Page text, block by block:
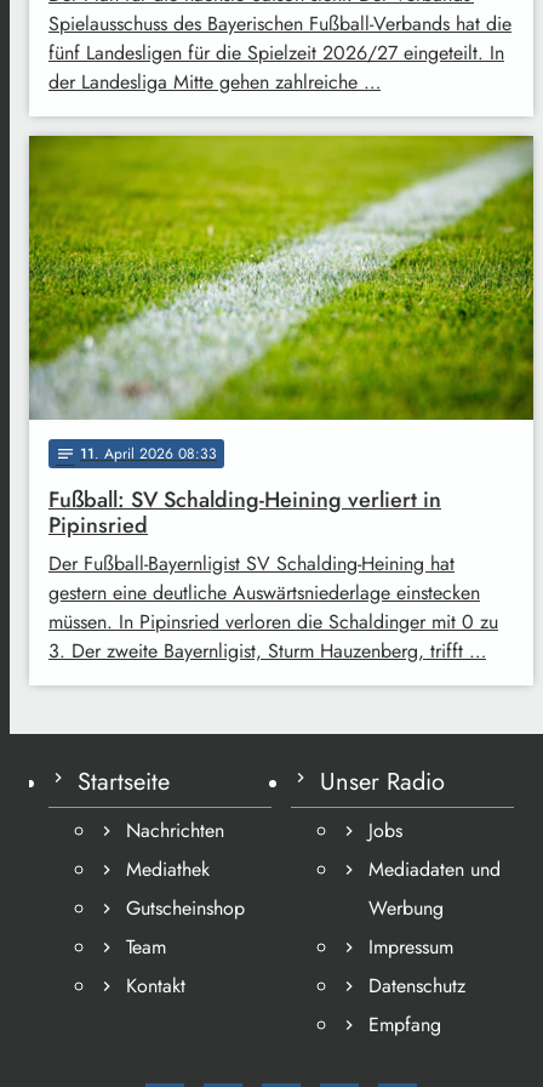
Spielausschuss des Bayerischen Fußball-Verbands hat die
fünf Landesligen für die Spielzeit 2026/27 eingeteilt. In
der Landesliga Mitte gehen zahlreiche …
notes 11. April 2026 08:33
Fußball: SV Schalding-Heining verliert in
Pipinsried
Der Fußball-Bayernligist SV Schalding-Heining hat
gestern eine deutliche Auswärtsniederlage einstecken
müssen. In Pipinsried verloren die Schaldinger mit 0 zu
3. Der zweite Bayernligist, Sturm Hauzenberg, trifft …
Startseite
Nachrichten
Mediathek
Gutscheinshop
Team
Kontakt
Unser Radio
Jobs
Mediadaten und
Werbung
Impressum
Datenschutz
Empfang